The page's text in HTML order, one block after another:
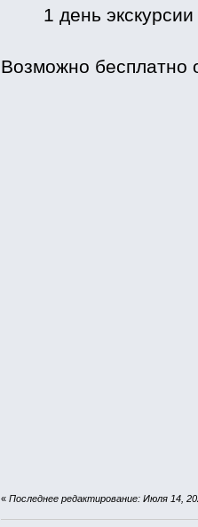
1 день экскурсии
Возможно бесплатно
« Последнее редактирование: Июля 14,